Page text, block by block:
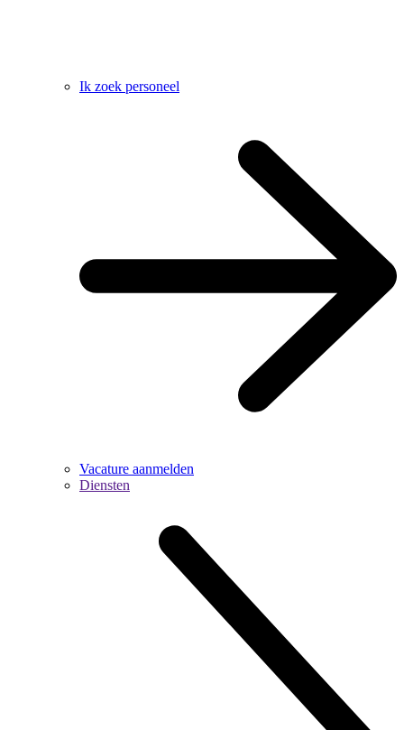
Ik zoek personeel
Vacature aanmelden
Diensten